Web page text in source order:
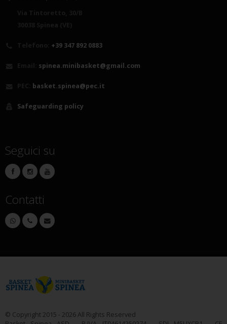
+39 347 892 0883
spinea.minibasket@gmail.com
basket.spinea@pec.it
Safeguarding policy
Seguici su
Contatti
© Copyright 2015 - 2026 All Rights Reserved